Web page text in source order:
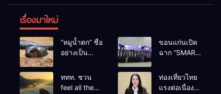
เรื่องมาใหม่
“หมูน้ำตก” ชื่อ
อย่างเป็น
แคระตัวใหม่
ขอนแก่นเปิด
ฉาก “SMART
EXPO 2026”
ยิ่งใหญ่ หนุนผู้
ททท. ชวน
feel all the
ท่องเที่ยวไทย
แรงต่อเนื่อง!